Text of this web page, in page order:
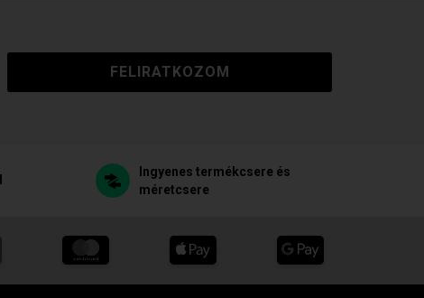
FELIRATKOZOM
Ingyenes termékcsere és
méretcsere